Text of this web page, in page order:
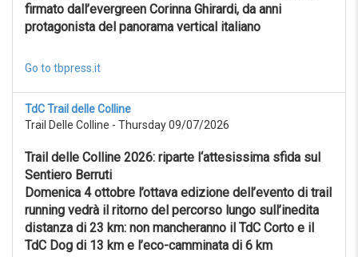
firmato dall’evergreen Corinna Ghirardi, da anni
protagonista del panorama vertical italiano
Go to tbpress.it
TdC Trail delle Colline
Trail Delle Colline - Thursday 09/07/2026
Trail delle Colline 2026: riparte l‘attesissima sfida sul
Sentiero Berruti
Domenica 4 ottobre l’ottava edizione dell’evento di trail
running vedrà il ritorno del percorso lungo sull’inedita
distanza di 23 km: non mancheranno il TdC Corto e il
TdC Dog di 13 km e l’eco-camminata di 6 km